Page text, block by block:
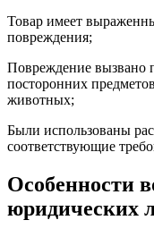
Товар имеет
повреждения;
Повреждение вызвано
посторонних
животных;
Были использованы
соответствующие
Особенности
юридических